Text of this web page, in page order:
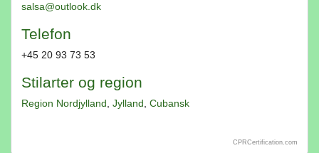
salsa@outlook.dk
Telefon
+45 20 93 73 53
Stilarter og region
Region Nordjylland Jylland Cubansk
CPRCertification.com